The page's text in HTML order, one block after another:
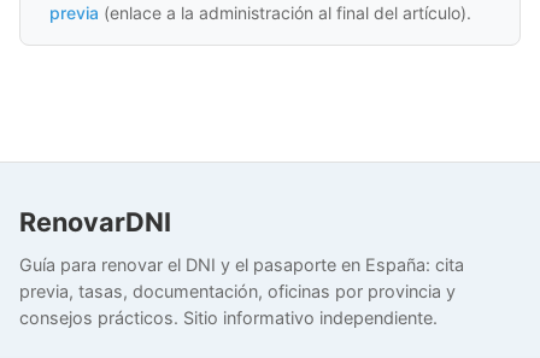
previa (enlace a la administración al final del artículo).
RenovarDNI
Guía para renovar el DNI y el pasaporte en España: cita
previa, tasas, documentación, oficinas por provincia y
consejos prácticos. Sitio informativo independiente.